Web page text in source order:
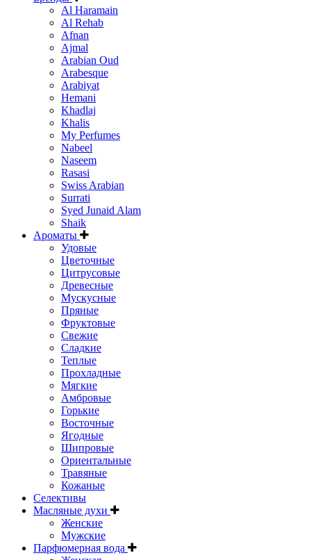
Al Haramain
Al Rehab
Afnan
Ajmal
Arabian Oud
Arabesque
Arabiyat
Hemani
Khadlaj
Khalis
My Perfumes
Nabeel
Naseem
Rasasi
Swiss Arabian
Surrati
Syed Junaid Alam
Shaik
Ароматы
Удовые
Цветочные
Цитрусовые
Древесные
Мускусные
Пряные
Фруктовые
Свежие
Сладкие
Теплые
Прохладные
Мягкие
Амбровые
Горькие
Восточные
Ягодные
Шипровые
Ориентальные
Травяные
Кожаные
Селективы
Масляные духи
Женские
Мужские
Парфюмерная вода